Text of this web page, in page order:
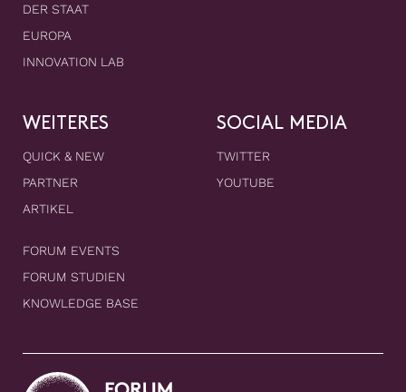
DER STAAT
EUROPA
INNOVATION LAB
WEITERES
QUICK & NEW
PARTNER
ARTIKEL
FORUM EVENTS
FORUM STUDIEN
KNOWLEDGE BASE
SOCIAL MEDIA
TWITTER
YOUTUBE